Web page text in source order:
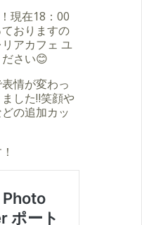
現在18：00
おりますの
アカフェ ユ
さい😊
情が変わっ
した‼️笑顔や
の追加カッ